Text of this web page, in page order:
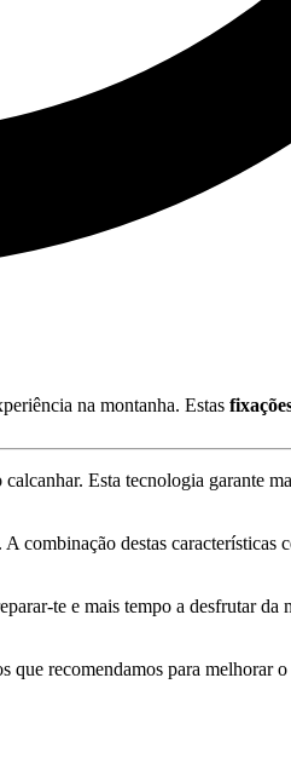
na montanha. Estas
Esta tecnologia garante
combinação destas características
te e mais tempo a desfrutar
recomendamos para melhorar